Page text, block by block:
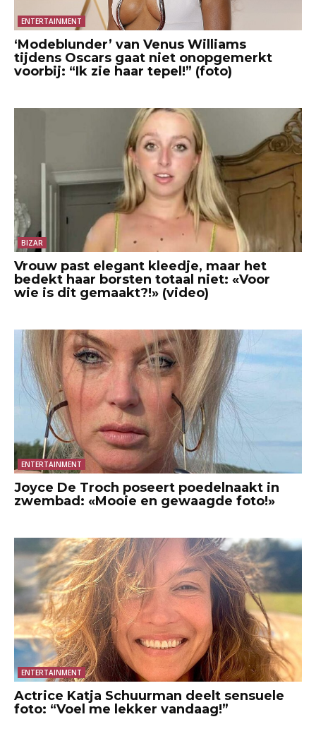
ENTERTAINMENT
‘Modeblunder’ van Venus Williams
tijdens Oscars gaat niet onopgemerkt
voorbij: “Ik zie haar tepel!” (foto)
BIZAR
Vrouw past elegant kleedje, maar het
bedekt haar borsten totaal niet: «Voor
wie is dit gemaakt?!» (video)
ENTERTAINMENT
Joyce De Troch poseert poedelnaakt in
zwembad: «Mooie en gewaagde foto!»
ENTERTAINMENT
Actrice Katja Schuurman deelt sensuele
foto: “Voel me lekker vandaag!”